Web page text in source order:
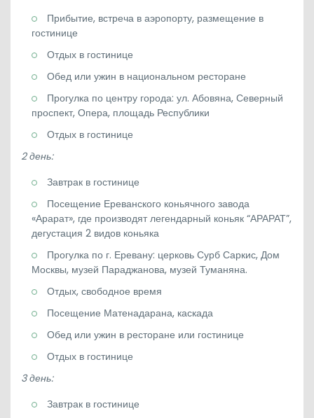
Прибытие, встреча в аэропорту, размещение в
гостинице
Отдых в гостинице
Обед или ужин в национальном ресторане
Прогулка по центру города: ул. Абовяна, Северный
проспект, Опера, площадь Республики
Отдых в гостинице
2 день:
Завтрак в гостинице
Посещение Ереванского коньячного завода
«Арарат», где производят легендарный коньяк “АРАРАТ”,
дегустация 2 видов коньяка
Прогулка по г. Еревану: церковь Сурб Саркис, Дом
Москвы, музей Параджанова, музей Туманяна.
Отдых, свободное время
Посещение Матенадарана, каскада
Обед или ужин в ресторане или гостинице
Отдых в гостинице
3 день:
Завтрак в гостинице